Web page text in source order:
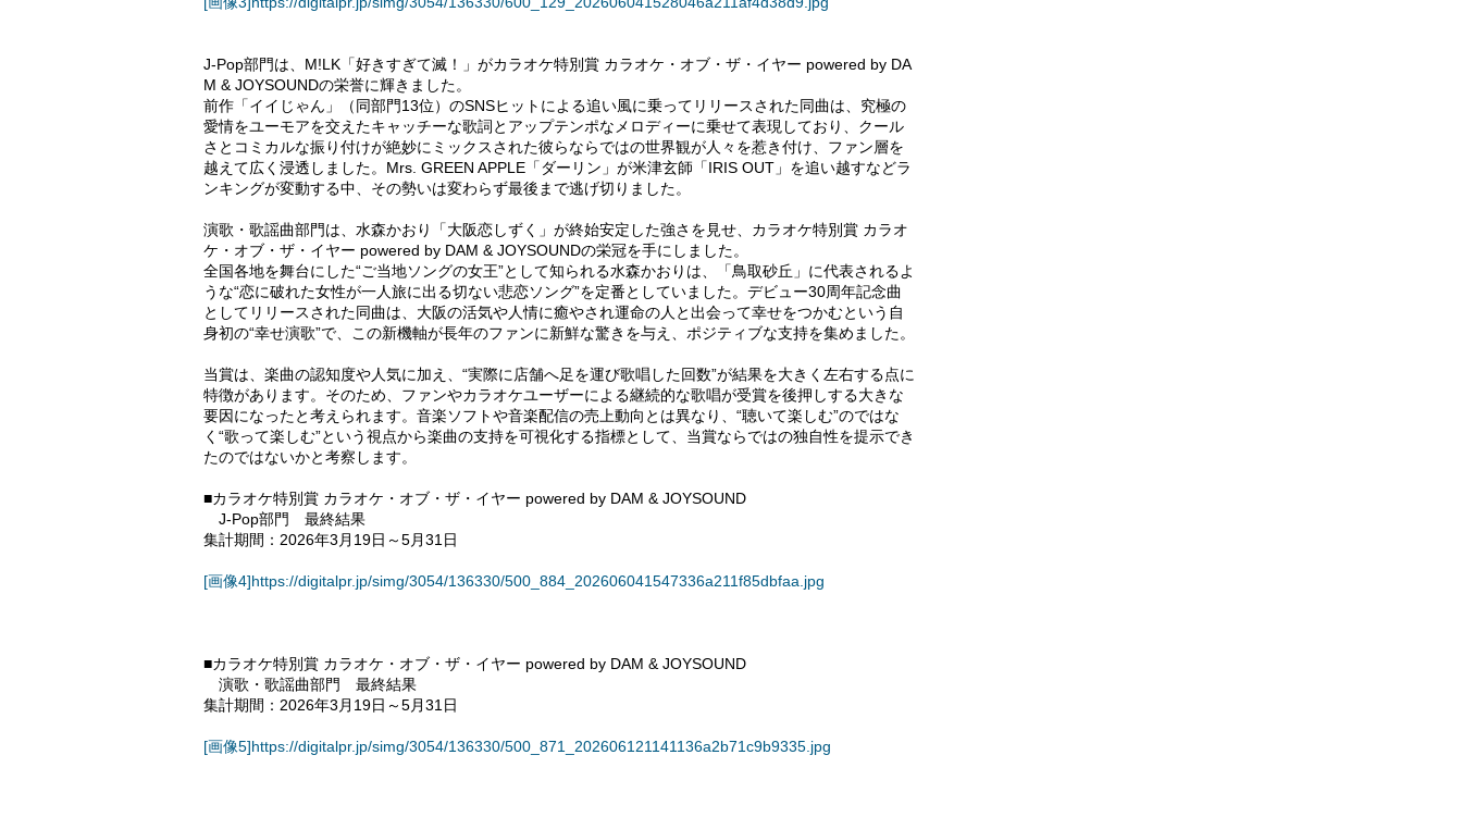
J-Pop部門は、M!LK「好きすぎて滅！」がカラオケ特別賞 カラオケ・オブ・ザ・イヤー powered by DA
M & JOYSOUNDの栄誉に輝きました。
前作「イイじゃん」（同部門13位）のSNSヒットによる追い風に乗ってリリースされた同曲は、究極の
愛情をユーモアを交えたキャッチーな歌詞とアップテンポなメロディーに乗せて表現しており、クール
さとコミカルな振り付けが絶妙にミックスされた彼らならではの世界観が人々を惹き付け、ファン層を
越えて広く浸透しました。Mrs. GREEN APPLE「ダーリン」が米津玄師「IRIS OUT」を追い越すなどラ
ンキングが変動する中、その勢いは変わらず最後まで逃げ切りました。
演歌・歌謡曲部門は、水森かおり「大阪恋しずく」が終始安定した強さを見せ、カラオケ特別賞 カラオ
ケ・オブ・ザ・イヤー powered by DAM & JOYSOUNDの栄冠を手にしました。
全国各地を舞台にした“ご当地ソングの女王”として知られる水森かおりは、「鳥取砂丘」に代表されるよ
うな“恋に破れた女性が一人旅に出る切ない悲恋ソング”を定番としていました。デビュー30周年記念曲
としてリリースされた同曲は、大阪の活気や人情に癒やされ運命の人と出会って幸せをつかむという自
身初の“幸せ演歌”で、この新機軸が長年のファンに新鮮な驚きを与え、ポジティブな支持を集めました。
当賞は、楽曲の認知度や人気に加え、“実際に店舗へ足を運び歌唱した回数”が結果を大きく左右する点に
特徴があります。そのため、ファンやカラオケユーザーによる継続的な歌唱が受賞を後押しする大きな
要因になったと考えられます。音楽ソフトや音楽配信の売上動向とは異なり、“聴いて楽しむ”のではな
く“歌って楽しむ”という視点から楽曲の支持を可視化する指標として、当賞ならではの独自性を提示でき
たのではないかと考察します。
■カラオケ特別賞 カラオケ・オブ・ザ・イヤー powered by DAM & JOYSOUND
J-Pop部門 最終結果
集計期間：2026年3月19日～5月31日
[画像4]https://digitalpr.jp/simg/3054/136330/500_884_202606041547336a211f85dbfaa.jpg
■カラオケ特別賞 カラオケ・オブ・ザ・イヤー powered by DAM & JOYSOUND
演歌・歌謡曲部門 最終結果
集計期間：2026年3月19日～5月31日
[画像5]https://digitalpr.jp/simg/3054/136330/500_871_202606121141136a2b71c9b9335.jpg